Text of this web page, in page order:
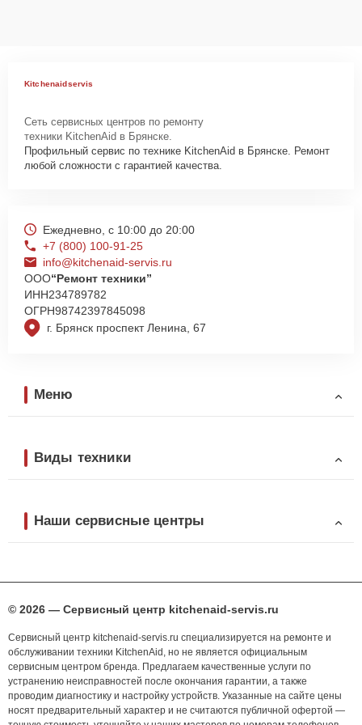
Для запуска процесса ремонта духового шкафа KitchenAid
оперативно проконсультируют по всем необходимым вопросам,
запишут на диагностику, подскажут с вариантами курьерской
доставки или оформят выезд мастера в удобное время и место.
Kitchenaidservis
Сеть сервисных центров по ремонту
техники KitchenAid в Брянске.
Профильный сервис по технике KitchenAid в Брянске. Ремонт
любой сложности с гарантией качества.
г. Брянск проспект Ленина, 67
Ежедневно, с 10:00 до 20:00
+7 (800) 100-91-25
info@kitchenaid-servis.ru
ООО“Ремонт техники”
ИНН234789782
ОГРН98742397845098
Меню
Виды техники
Наши сервисные центры
© 2026 — Сервисный центр kitchenaid-servis.ru
Сервисный центр kitchenaid-servis.ru специализируется на ремонте и
обслуживании техники KitchenAid, но не является официальным
сервисным центром бренда. Предлагаем качественные услуги по
устранению неисправностей после окончания гарантии, а также
проводим диагностику и настройку устройств. Указанные на сайте цены
носят предварительный характер и не считаются публичной офертой —